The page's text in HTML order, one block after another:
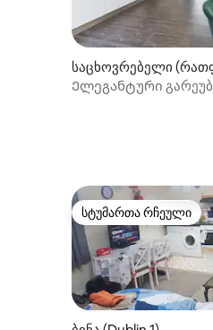
საცხოვრებელი
ემი სამხრეთი)
Ელეგანტური
სტუმართა რჩეული
სტუმართა რჩეული